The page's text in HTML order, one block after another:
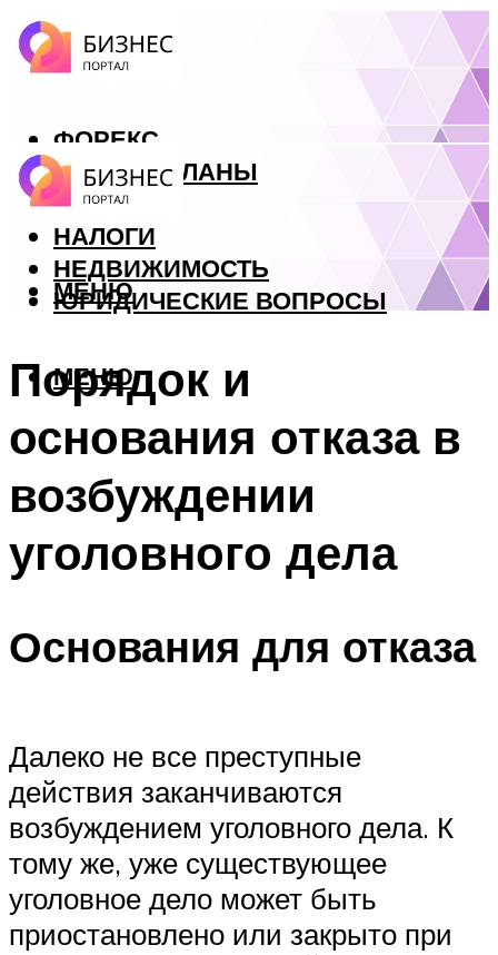
ФОРЕКС
БИЗНЕС ПЛАНЫ
КРЕДИТЫ
НАЛОГИ
НЕДВИЖИМОСТЬ
ЮРИДИЧЕСКИЕ ВОПРОСЫ
МЕНЮ
МЕНЮ
Порядок и
основания отказа в
возбуждении
уголовного дела
Основания для отказа
Далеко не все преступные
действия заканчиваются
возбуждением уголовного дела. К
тому же, уже существующее
уголовное дело может быть
приостановлено или закрыто при